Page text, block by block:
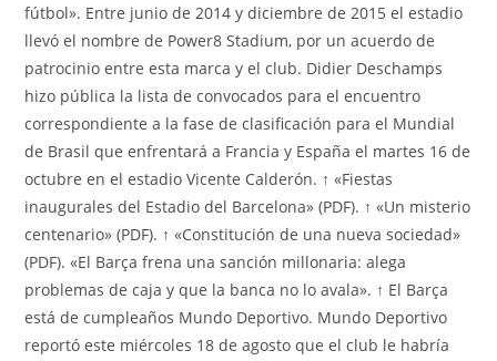
fútbol». Entre junio de 2014 y diciembre de 2015 el estadio
llevó el nombre de Power8 Stadium, por un acuerdo de
patrocinio entre esta marca y el club. Didier Deschamps
hizo pública la lista de convocados para el encuentro
correspondiente a la fase de clasificación para el Mundial
de Brasil que enfrentará a Francia y España el martes 16 de
octubre en el estadio Vicente Calderón. ↑ «Fiestas
inaugurales del Estadio del Barcelona» (PDF). ↑ «Un misterio
centenario» (PDF). ↑ «Constitución de una nueva sociedad»
(PDF). «El Barça frena una sanción millonaria: alega
problemas de caja y que la banca no lo avala». ↑ El Barça
está de cumpleaños Mundo Deportivo. Mundo Deportivo
reportó este miércoles 18 de agosto que el club le habría